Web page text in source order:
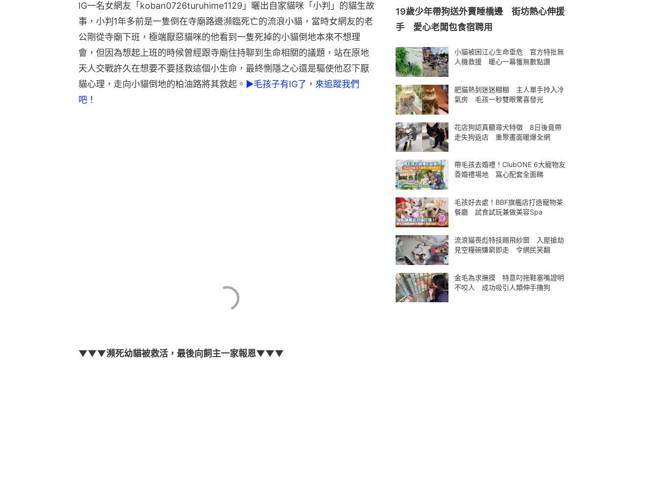
IG一名女網友「koban0726turuhime1129」曬出自家貓咪「小判」的貓生故
事，小判1年多前是一隻倒在寺廟路邊瀕臨死亡的流浪小貓，當時女網友的老
公剛從寺廟下班，極端厭惡貓咪的他看到一隻死掉的小貓倒地本來不想理
會，但因為想起上班的時候曾經跟寺廟住持聊到生命相關的議題，站在原地
天人交戰許久在想要不要拯救這個小生命，最終惻隱之心還是驅使他忍下厭
貓心理，走向小貓倒地的柏油路將其救起。 ►毛孩子有IG了，來追蹤我們
吧！
▼▼▼瀕死幼貓被救活，最後向飼主一家報恩▼▼▼
19歲少年帶狗送外賣睡橋邊 街坊熱心伸援
手 愛心老闆包食宿聘用
小貓被困江心生命垂危 官方特批無
人機救援 暖心一幕獲無數點讚
肥貓熱到迷迷糊糊 主人單手拎入冷
氣房 毛孩一秒雙眼驚喜發光
花店狗認真聽尋犬特徵 8日後竟帶
走失狗返店 重聚畫面暖爆全網
帶毛孩去婚禮！ClubONE 6大寵物友
善婚禮場地 窩心配套全面睇
毛孩好去處！BBF旗艦店打造寵物茶
餐廳 試食試玩兼做美容Spa
流浪貓喪彪特技踢飛紗窗 入屋搶劫
見空糧碗嫌窮即走 令網民笑翻
金毛為求撫摸 特意叼拖鞋塞嘴證明
不咬人 成功吸引人類伸手擼狗